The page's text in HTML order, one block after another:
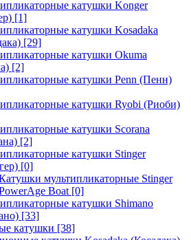
катушки Konger
[1]
катушки Kosadaka
[29]
катушки Okuma
[2]
катушки Penn (Пенн)
катушки Ryobi (Риоби)
катушки Scorana
[2]
катушки Stinger
[0]
мультипликаторные Stinger
Boat [0]
катушки Shimano
[33]
катушки [38]